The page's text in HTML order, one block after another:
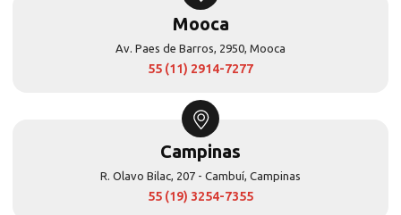
Mooca
Av. Paes de Barros, 2950, Mooca
55 (11) 2914-7277
Campinas
R. Olavo Bilac, 207 - Cambuí, Campinas
55 (19) 3254-7355